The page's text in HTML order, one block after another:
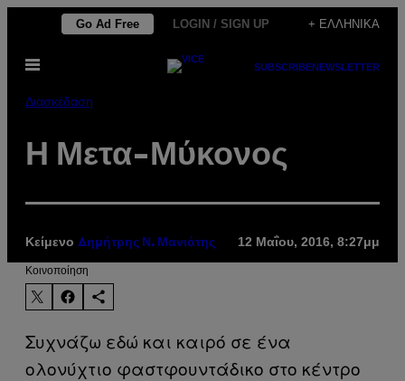
Μετάβαση
περιεχόμενο
Go Ad Free LOGIN / SIGN UP + ΕΛΛΗΝΙΚΆ
Ανοίξτε
SUBSCRIBENEWSLETTER
Διασκέδαση
Η Μετα-Μύκονος
Κείμενο Δημήτρης Ν. Μανιάτης 12 Μαΐου, 2016, 8:27μμ
Kοινοποίηση
Συχνάζω εδώ και καιρό σε ένα
ολονύχτιο φαστφουντάδικο στο κέντρο